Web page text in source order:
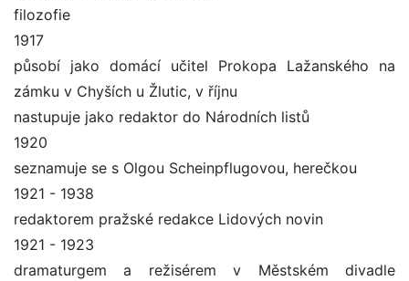
filozofie
1917
působí jako domácí učitel Prokopa Lažanského na
zámku v Chyších u Žlutic, v říjnu
nastupuje jako redaktor do Národních listů
1920
seznamuje se s Olgou Scheinpflugovou, herečkou
1921 - 1938
redaktorem pražské redakce Lidových novin
1921 - 1923
dramaturgem a režisérem v Městském divadle